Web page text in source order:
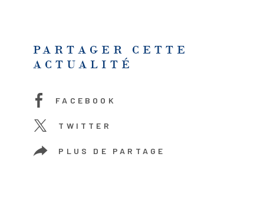
PARTAGER CETTE
ACTUALITÉ
FACEBOOK
TWITTER
PLUS DE PARTAGE